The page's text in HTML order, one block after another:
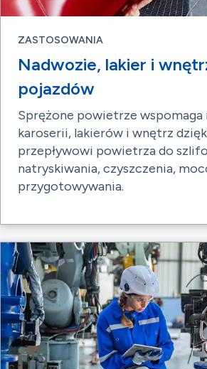
ZASTOSOWANIA
Nadwozie, lakier i
pojazdów
Sprężone powietrze wspomaga
karoserii, lakierów i wnętrz
przepływowi powietrza do
natryskiwania, czyszczenia,
przygotowywania.